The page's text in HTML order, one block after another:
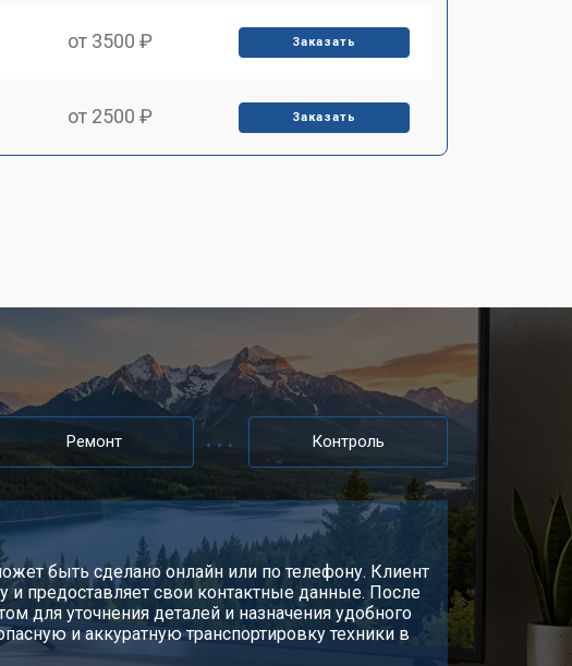
от 3500 ₽ Заказать
от 2500 ₽ Заказать
от 2600 ₽ Заказать
от 3500 ₽ Заказать
от 5200 ₽ Заказать
от 3100 ₽ Заказать
Ремонт Контроль
быть сделано онлайн или по телефону. Клиент
и предоставляет свои контактные данные. После
для уточнения деталей и назначения удобного
и аккуратную транспортировку техники в